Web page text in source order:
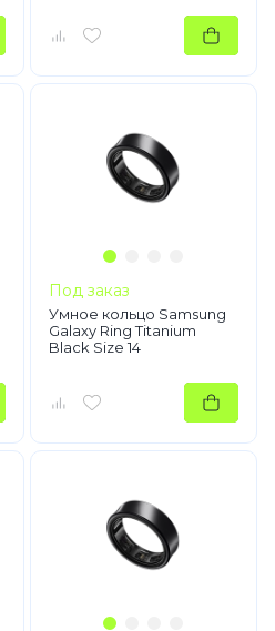
Под заказ
Умное кольцо Samsung
Galaxy Ring Titanium
Black Size 14